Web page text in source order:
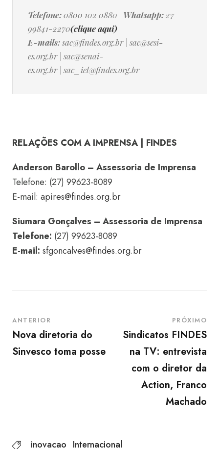
Telefone:0800 102 0880 Whatsapp: 27
99841-2270(clique aqui)
E-mails:sac@findes.org.br|sac@sesi-
es.org.br|sac@senai-
es.org.br|sac_iel@findes.org.br
RELAÇÕES COM A IMPRENSA | FINDES
Anderson Barollo – Assessoria de Imprensa
Telefone: (27) 99623-8089
E-mail: apires@findes.org.br
Siumara Gonçalves – Assessoria de Imprensa
Telefone: (27) 99623-8089
E-mail: sfgoncalves@findes.org.br
ANTERIOR
Nova diretoria do
Sinvesco toma posse
PRÓXIMO
Sindicatos FINDES
na TV: entrevista
com o diretor da
Action, Franco
Machado
inovacao Internacional